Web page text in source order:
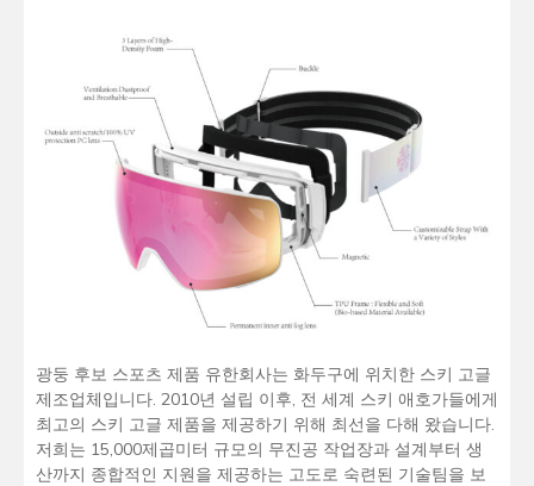
광둥 후보 스포츠 제품 유한회사는 화두구에 위치한 스키 고글
제조업체입니다. 2010년 설립 이후, 전 세계 스키 애호가들에게
최고의 스키 고글 제품을 제공하기 위해 최선을 다해 왔습니다.
저희는 15,000제곱미터 규모의 무진공 작업장과 설계부터 생
산까지 종합적인 지원을 제공하는 고도로 숙련된 기술팀을 보